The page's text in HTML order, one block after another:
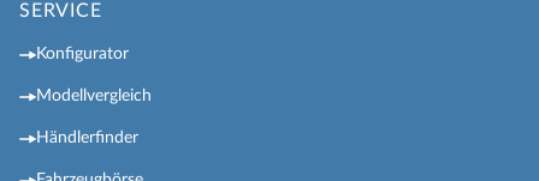
SERVICE
Konfigurator
Modellvergleich
Händlerfinder